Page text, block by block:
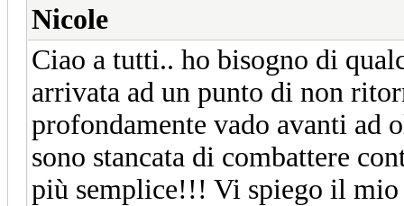
Nicole
Ciao a tutti.. ho bisogno di
arrivata ad un punto di non
profondamente vado avanti ad
sono stancata di combattere
più semplice!!! Vi spiego il mio